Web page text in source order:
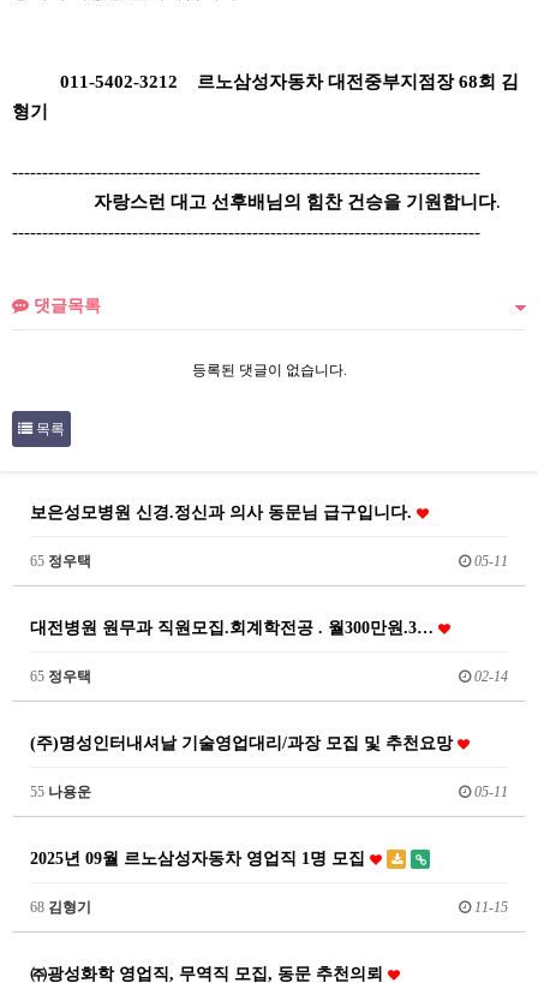
011-5402-3212 르노삼성자동차 대전중부지점장 68회 김
형기
------------------------------------------------------------------------------
자랑스런 대고 선후배님의 힘찬 건승을 기원합니다.
------------------------------------------------------------------------------
댓글목록
등록된 댓글이 없습니다.
목록
보은성모병원 신경.정신과 의사 동문님 급구입니다.
65 정우택 05-11
대전병원 원무과 직원모집.회계학전공 . 월300만원.3…
65 정우택 02-14
(주)명성인터내셔날 기술영업대리/과장 모집 및 추천요망
55 나용운 05-11
2025년 09월 르노삼성자동차 영업직 1명 모집
68 김형기 11-15
㈜광성화학 영업직, 무역직 모집, 동문 추천의뢰